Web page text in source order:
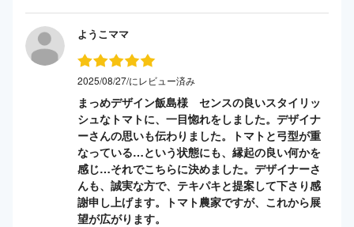
ようこママ
2025/08/27/にレビュー済み
まっめデザイン飯島様 センスの良いスタイリッ
シュなトマトに、一目惚れをしました。デザイナ
ーさんの思いも伝わりました。トマトと弓型が重
なっている…という状態にも、縁起の良い何かを
感じ…それでこちらに決めました。デザイナーさ
んも、誠実な方で、テキパキと提案して下さり感
謝申し上げます。トマト農家ですが、これから展
望が広がります。